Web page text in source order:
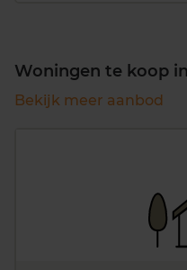
Woningen te koop
Bekijk meer aanbod